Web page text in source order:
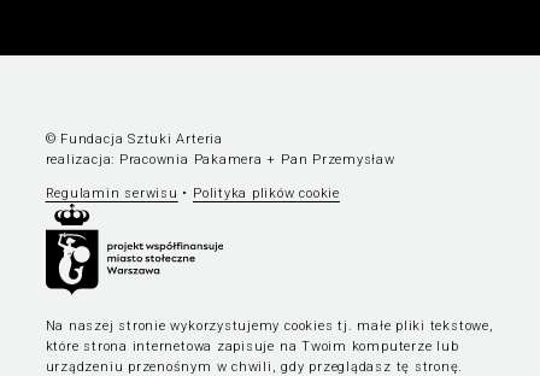
© Fundacja Sztuki Arteria
realizacja: Pracownia Pakamera + Pan Przemysław
Regulamin serwisu • Polityka plików cookie
Na naszej stronie wykorzystujemy cookies tj. małe pliki tekstowe,
które strona internetowa zapisuje na Twoim komputerze lub
urządzeniu przenośnym w chwili, gdy przeglądasz tę stronę.